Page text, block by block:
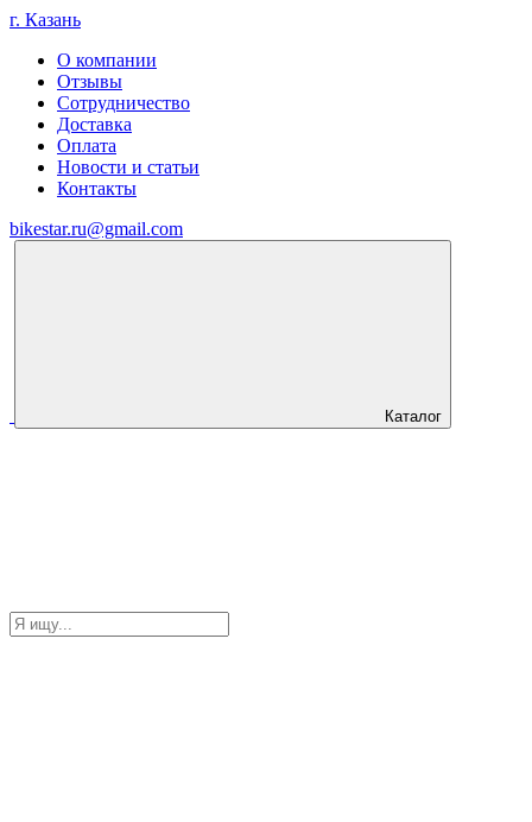
г. Казань
О компании
Отзывы
Сотрудничество
Доставка
Оплата
Новости и статьи
Контакты
bikestar.ru@gmail.com
Каталог